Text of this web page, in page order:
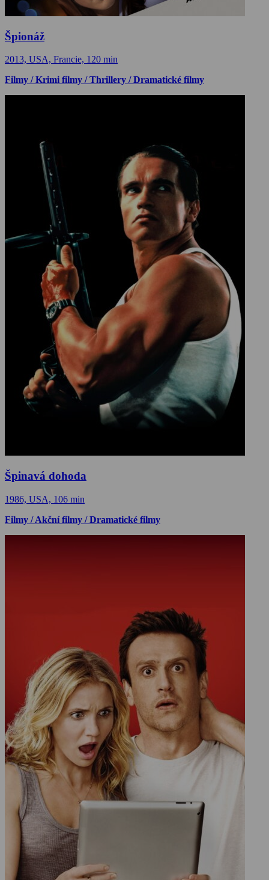
Špionáž
2013, USA, Francie, 120 min
Filmy / Krimi filmy / Thrillery / Dramatické filmy
Špinavá dohoda
1986, USA, 106 min
Filmy / Akční filmy / Dramatické filmy